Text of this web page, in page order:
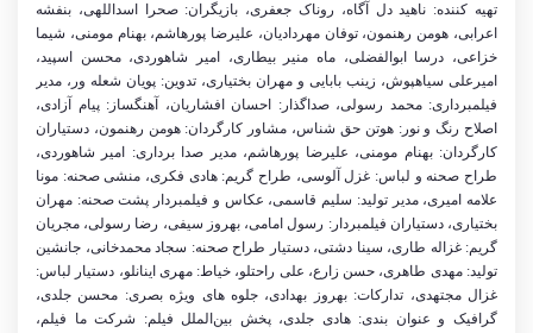
تهیه کننده: ناهید دل آگاه، روناک جعفری، بازیگران: صحرا اسداللهی، بنفشه
اعرابی، هومن رهنمون، توفان مهردادیان، علیرضا پورهاشم، بهنام مومنی، شیما
خزاعی، درسا ابوالفضلی، ماه منیر بیطاری، امیر شاهوردی، محسن اسپید،
امیرعلی سیاهپوش، زینب بابایی و مهران بختیاری، تدوین: پویان شعله ور، مدیر
فیلمبرداری: محمد رسولی، صداگذار: احسان افشاریان، آهنگساز: پیام آزادی،
اصلاح رنگ و نور: هوتن حق شناس، مشاور کارگردان: هومن رهنمون، دستیاران
کارگردان: بهنام مومنی، علیرضا پورهاشم، مدیر صدا برداری: امیر شاهوردی،
طراح صحنه و لباس: غزل آلوسی، طراح گریم: هادی فکری، منشی صحنه: مونا
علامه امیری، مدیر تولید: سلیم قاسمی، عکاس و فیلمبردار پشت صحنه: مهران
بختیاری، دستیاران فیلمبردار: رسول امامی، بهروز سیفی، رضا رسولی، مجریان
گریم: غزاله طاری، سینا دشتی، دستیار طراح صحنه: سجاد محمدخانی، جانشین
تولید: مهدی طاهری، حسن زارع، علی راحتلو، خیاط: مهری اینانلو، دستیار لباس:
غزال مجتهدی، تدارکات: بهروز بهدادی، جلوه های ویژه بصری: محسن جلدی،
گرافیک و عنوان بندی: هادی جلدی، پخش بین‌الملل فیلم: شرکت ما فیلم،